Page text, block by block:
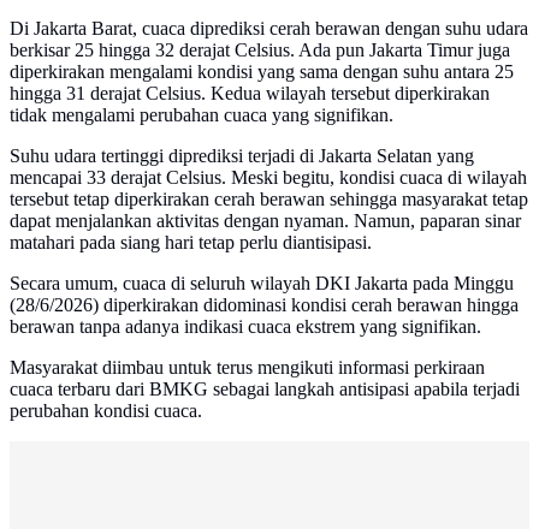
Di Jakarta Barat, cuaca diprediksi cerah berawan dengan suhu udara
berkisar 25 hingga 32 derajat Celsius. Ada pun Jakarta Timur juga
diperkirakan mengalami kondisi yang sama dengan suhu antara 25
hingga 31 derajat Celsius. Kedua wilayah tersebut diperkirakan
tidak mengalami perubahan cuaca yang signifikan.
Suhu udara tertinggi diprediksi terjadi di Jakarta Selatan yang
mencapai 33 derajat Celsius. Meski begitu, kondisi cuaca di wilayah
tersebut tetap diperkirakan cerah berawan sehingga masyarakat tetap
dapat menjalankan aktivitas dengan nyaman. Namun, paparan sinar
matahari pada siang hari tetap perlu diantisipasi.
Secara umum, cuaca di seluruh wilayah DKI Jakarta pada Minggu
(28/6/2026) diperkirakan didominasi kondisi cerah berawan hingga
berawan tanpa adanya indikasi cuaca ekstrem yang signifikan.
Masyarakat diimbau untuk terus mengikuti informasi perkiraan
cuaca terbaru dari BMKG sebagai langkah antisipasi apabila terjadi
perubahan kondisi cuaca.